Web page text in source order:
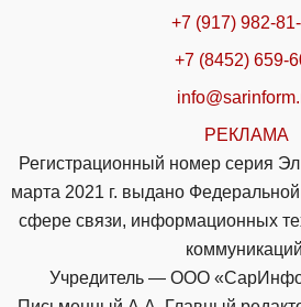
+7 (917) 982-
+7 (8452) 659-
РЕКЛАМА
Регистрационный номер серия
марта 2021 г. выдано
сфере связи, информационных
Учредитель — ООО